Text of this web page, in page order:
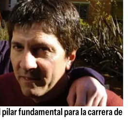
fundamental para la carrera de